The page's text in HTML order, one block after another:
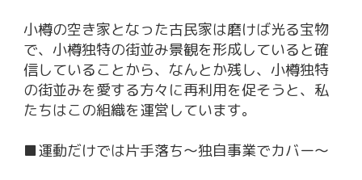
小樽の空き家となった古民家は磨けば光る宝物
で、小樽独特の街並み景観を形成していると確
信していることから、なんとか残し、小樽独特
の街並みを愛する方々に再利用を促そうと、私
たちはこの組織を運営しています。
■運動だけでは片手落ち〜独自事業でカバー〜